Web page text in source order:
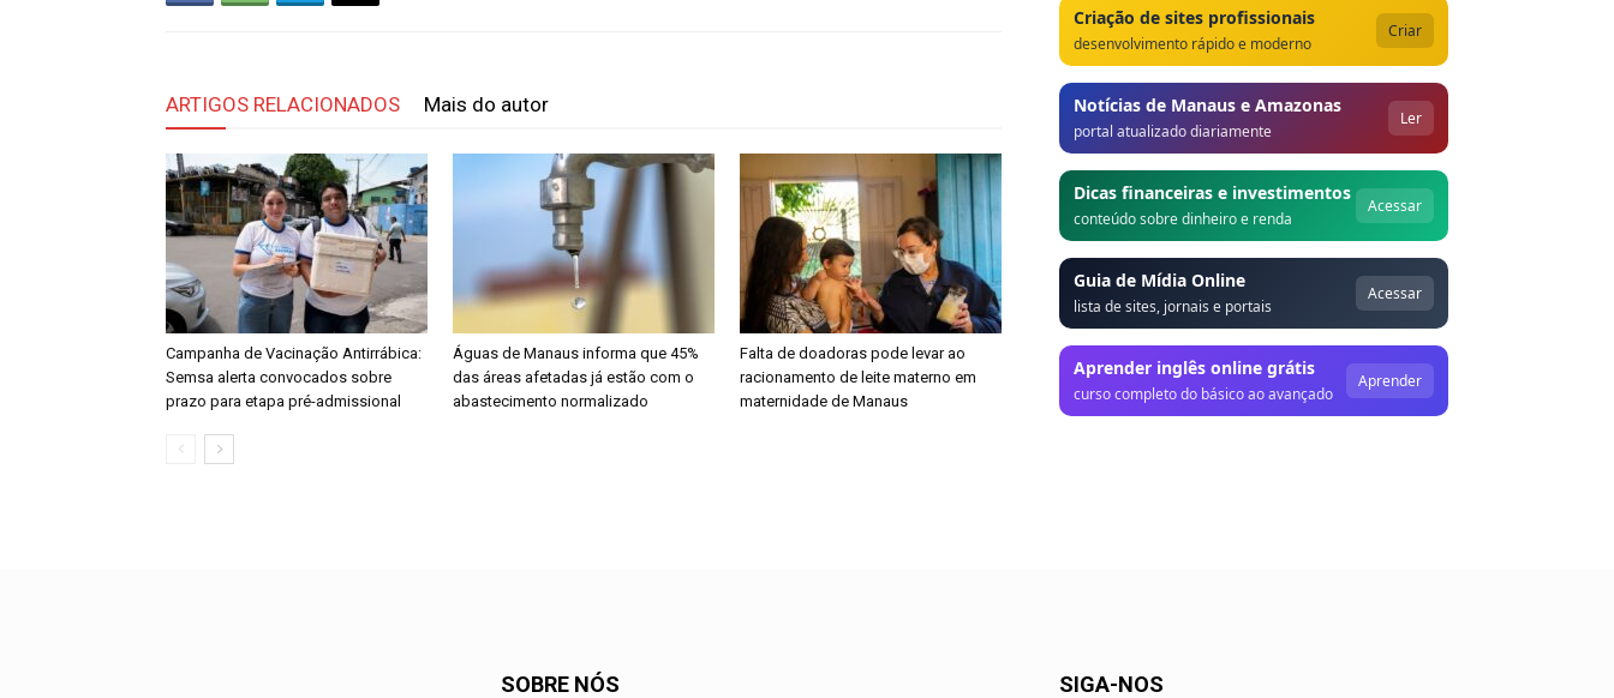
ARTIGOS RELACIONADOS Mais do autor
Campanha de Vacinação Antirrábica:
Semsa alerta convocados sobre
prazo para etapa pré-admissional
Águas de Manaus informa que 45%
das áreas afetadas já estão com o
abastecimento normalizado
Falta de doadoras pode levar ao
racionamento de leite materno em
maternidade de Manaus
Criação de sites profissionais
desenvolvimento rápido e moderno
Criar
Notícias de Manaus e Amazonas
portal atualizado diariamente
Ler
Dicas financeiras e investimentos
conteúdo sobre dinheiro e renda
Acessar
Guia de Mídia Online
lista de sites, jornais e portais
Acessar
Aprender inglês online grátis
curso completo do básico ao avançado
Aprender
SOBRE NÓS SIGA-NOS